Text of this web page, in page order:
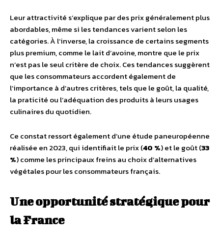
Leur attractivité s’explique par des prix généralement plus
abordables, même si les tendances varient selon les
catégories. À l’inverse, la croissance de certains segments
plus premium, comme le lait d’avoine, montre que le prix
n’est pas le seul critère de choix. Ces tendances suggèrent
que les consommateurs accordent également de
l’importance à d’autres critères, tels que le goût, la qualité,
la praticité ou l’adéquation des produits à leurs usages
culinaires du quotidien.
Ce constat ressort également d’une étude paneuropéenne
réalisée en 2023, qui identifiait le prix (40 %) et le goût (33
%) comme les principaux freins au choix d’alternatives
végétales pour les consommateurs français.
Une opportunité stratégique pour
la France